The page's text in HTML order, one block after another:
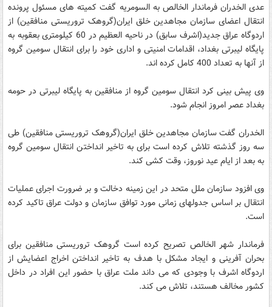
عدی الخدران فرماندار الخالص به السومریه گفت کمیته های مسئول پرونده
انتقال اعضای سازمان مجاهدین خلق ایران(گروهک تروریستی منافقین) از
اردوگاه عراق جدید(اشرف سابق) در ناحیه العظیم در 60 کیلومتری بعقوبه به
پایگاه لیبرتی بغداد، اقدامات امنیتی و اداری خود را برای انتقال سومین گروه
از آنها به تعداد 400 کامل کرده اند.
وی پیش بینی کرد انتقال سومین گروه از منافقین به پایگاه لیبرتی در حومه
بغداد عصر امروز انجام شود.
الخدران گفت سازمان مجاهدین خلق ایران(گروهک تروریستی منافقین) طی
سه روز گذشته تلاش کرده است برای به تاخیر انداختن انتقال سومین گروه
به بعد از ایام عید نوروز، وقت کشی کند.
وی افزود سازمان ملل متحد در این زمینه دخالت و بر ضرورت اجرای عملیات
انتقال بر اساس جدولهای زمانی مورد توافق سازمان و دولت عراق تاکید کرده
است.
فرماندار شهر الخالص تصریح کرده است گروهک تروریستی منافقین برای
بحران آفرینی و ایجاد مشکل با هدف به تاخیر انداختن اخراج اعضایش از
اردوگاه اشرف با وجودی که می داند ملت عراق با حضور این افراد در داخل
کشور مخالف هستند، تلاش می کند.